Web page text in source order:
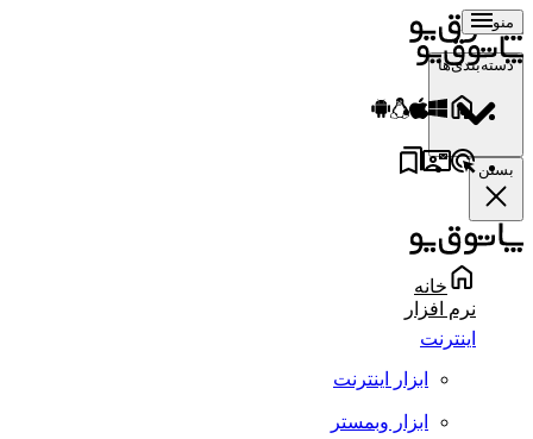
منو
دسته‌بندی‌ها
بستن
خانه
نرم افزار
اینترنت
ابزار اینترنت
ابزار وبمستر